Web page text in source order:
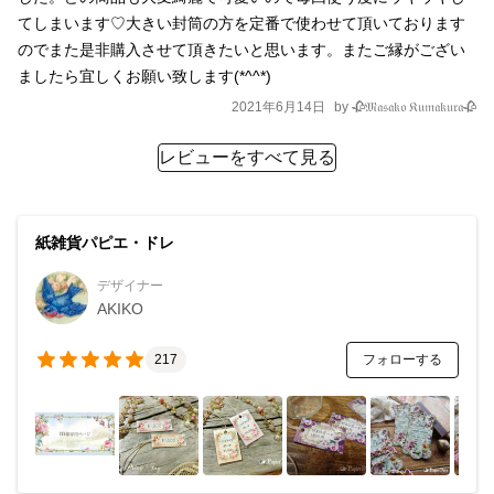
てしまいます♡大きい封筒の方を定番で使わせて頂いております
のでまた是非購入させて頂きたいと思います。またご縁がござい
ましたら宜しくお願い致します(*^^*)
2021年6月14日 by 🥀𝔐𝔞𝔰𝔞𝔨𝔬 𝔎𝔲𝔪𝔞𝔨𝔲𝔯𝔞🥀
レビューをすべて見る
紙雑貨パピエ・ドレ
デザイナー
AKIKO
217 フォローする